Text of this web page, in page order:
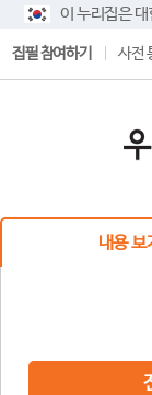
이 누리집은
집필 참여하기 사전
내용 보